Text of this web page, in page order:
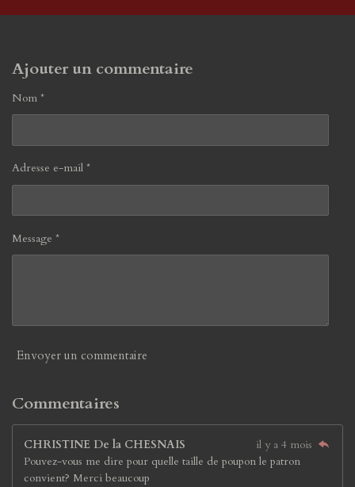
Ajouter un commentaire
Nom *
Adresse e-mail *
Message *
Envoyer un commentaire
Commentaires
CHRISTINE De la CHESNAIS
il y a 4 mois
Pouvez-vous me dire pour quelle taille de poupon le patron
convient? Merci beaucoup